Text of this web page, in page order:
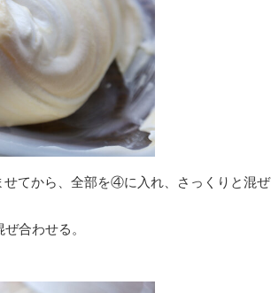
てから、全部を④に入れ、さっくりと混ぜ
合わせる。